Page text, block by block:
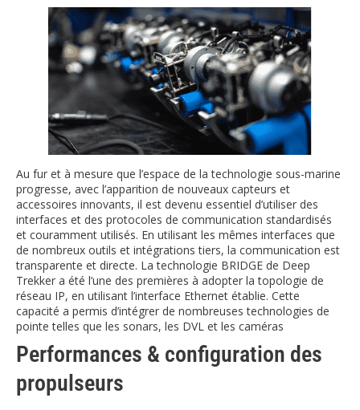
Au fur et à mesure que l’espace de la technologie sous-marine
progresse, avec l’apparition de nouveaux capteurs et
accessoires innovants, il est devenu essentiel d’utiliser des
interfaces et des protocoles de communication standardisés
et couramment utilisés. En utilisant les mêmes interfaces que
de nombreux outils et intégrations tiers, la communication est
transparente et directe. La technologie BRIDGE de Deep
Trekker a été l’une des premières à adopter la topologie de
réseau IP, en utilisant l’interface Ethernet établie. Cette
capacité a permis d’intégrer de nombreuses technologies de
pointe telles que les sonars, les DVL et les caméras
Performances & configuration des
propulseurs